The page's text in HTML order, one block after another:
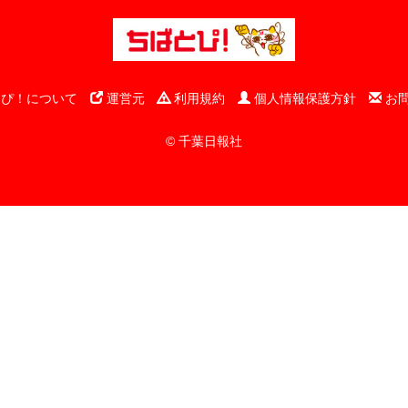
！について 運営元 利用規約 個人情報保護方針 お
© 千葉日報社